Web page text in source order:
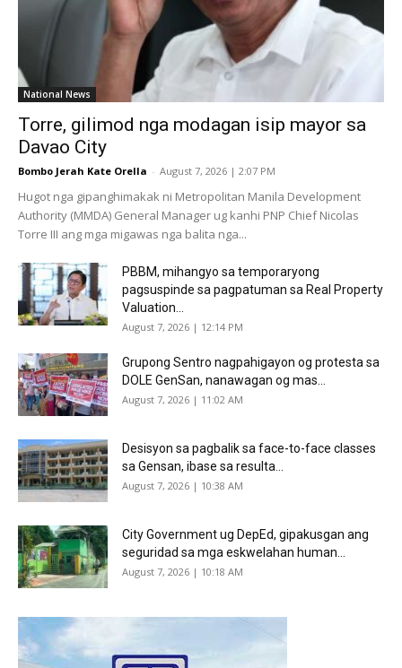
National News
Torre, gilimod nga modagan isip mayor sa
Davao City
Bombo Jerah Kate Orella - August 7, 2026 | 2:07 PM
Hugot nga gipanghimakak ni Metropolitan Manila Development
Authority (MMDA) General Manager ug kanhi PNP Chief Nicolas
Torre III ang mga migawas nga balita nga...
PBBM, mihangyo sa temporaryong
pagsuspinde sa pagpatuman sa Real Property
Valuation...
August 7, 2026 | 12:14 PM
Grupong Sentro nagpahigayon og protesta sa
DOLE GenSan, nanawagan og mas...
August 7, 2026 | 11:02 AM
Desisyon sa pagbalik sa face-to-face classes
sa Gensan, ibase sa resulta...
August 7, 2026 | 10:38 AM
City Government ug DepEd, gipakusgan ang
seguridad sa mga eskwelahan human...
August 7, 2026 | 10:18 AM